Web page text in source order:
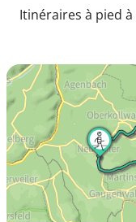
Itinéraires à pied